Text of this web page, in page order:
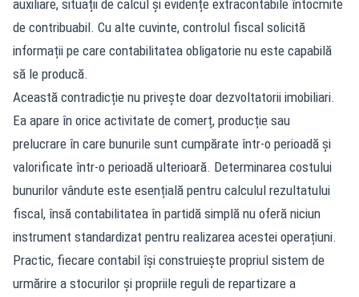
auxiliare, situații de calcul și evidențe extracontabile întocmite
de contribuabil. Cu alte cuvinte, controlul fiscal solicită
informații pe care contabilitatea obligatorie nu este capabilă
să le producă.
Această contradicție nu privește doar dezvoltatorii imobiliari.
Ea apare în orice activitate de comerț, producție sau
prelucrare în care bunurile sunt cumpărate într-o perioadă și
valorificate într-o perioadă ulterioară. Determinarea costului
bunurilor vândute este esențială pentru calculul rezultatului
fiscal, însă contabilitatea în partidă simplă nu oferă niciun
instrument standardizat pentru realizarea acestei operațiuni.
Practic, fiecare contabil își construiește propriul sistem de
urmărire a stocurilor și propriile reguli de repartizare a